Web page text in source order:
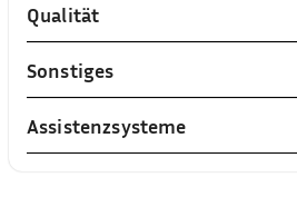
Qualität
Sonstiges
Assistenzsysteme